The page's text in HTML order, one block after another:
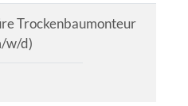
Trockenbaumonteur
w/d)